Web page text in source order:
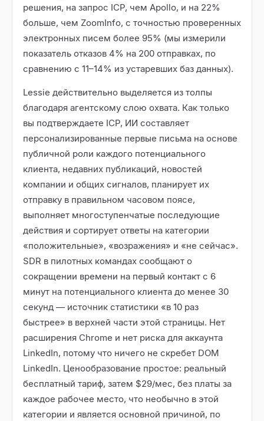
решения, на запрос ICP, чем Apollo, и на 22%
больше, чем ZoomInfo, с точностью проверенных
электронных писем более 95% (мы измерили
показатель отказов 4% на 200 отправках, по
сравнению с 11–14% из устаревших баз данных).
Lessie действительно выделяется из толпы
благодаря агентскому слою охвата. Как только
вы подтверждаете ICP, ИИ составляет
персонализированные первые письма на основе
публичной роли каждого потенциального
клиента, недавних публикаций, новостей
компании и общих сигналов, планирует их
отправку в правильном часовом поясе,
выполняет многоступенчатые последующие
действия и сортирует ответы на категории
«положительные», «возражения» и «не сейчас».
SDR в пилотных командах сообщают о
сокращении времени на первый контакт с 6
минут на потенциального клиента до менее 30
секунд — источник статистики «в 10 раз
быстрее» в верхней части этой страницы. Нет
расширения Chrome и нет риска для аккаунта
LinkedIn, потому что ничего не скребет DOM
LinkedIn. Ценообразование простое: реальный
бесплатный тариф, затем $29/мес, без платы за
каждое рабочее место, что необычно в этой
категории и является основной причиной, по